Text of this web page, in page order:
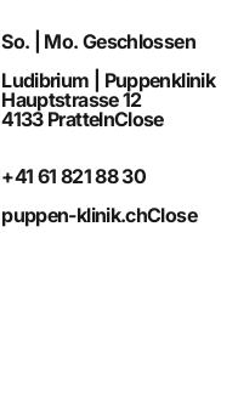
So. | Mo. Geschlossen
Ludibrium | Puppenklinik
Hauptstrasse 12
4133 PrattelnClose
+41 61 821 88 30
puppen-klinik.chClose